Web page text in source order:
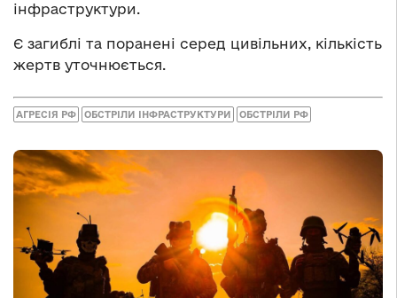
інфраструктури.
Є загиблі та поранені серед цивільних, кількість
жертв уточнюється.
АГРЕСІЯ РФ ОБСТРІЛИ ІНФРАСТРУКТУРИ ОБСТРІЛИ РФ